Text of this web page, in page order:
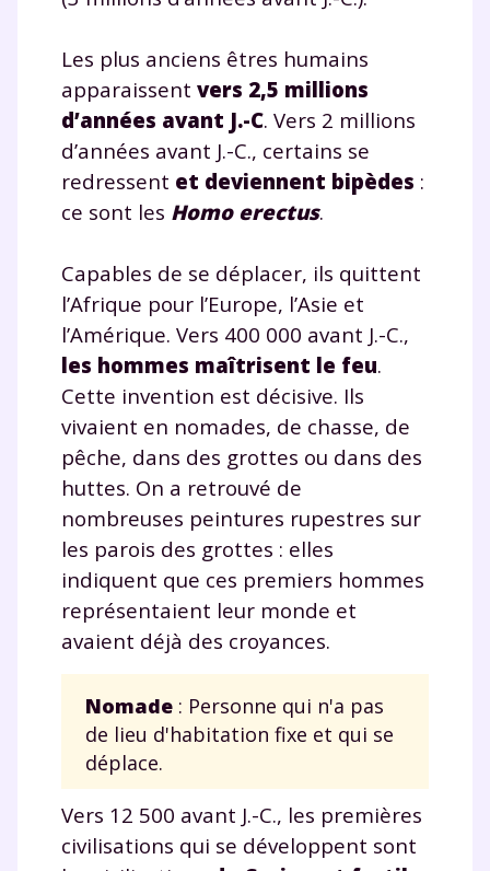
Les plus anciens êtres humains
apparaissent vers 2,5 millions
d’années avant J.-C. Vers 2 millions
d’années avant J.-C., certains se
redressent et deviennent bipèdes :
ce sont les Homo erectus.
Capables de se déplacer, ils quittent
l’Afrique pour l’Europe, l’Asie et
l’Amérique. Vers 400 000 avant J.-C.,
les hommes maîtrisent le feu.
Cette invention est décisive. Ils
vivaient en nomades, de chasse, de
pêche, dans des grottes ou dans des
huttes. On a retrouvé de
nombreuses peintures rupestres sur
les parois des grottes : elles
indiquent que ces premiers hommes
représentaient leur monde et
avaient déjà des croyances.
Nomade : Personne qui n'a pas
de lieu d'habitation fixe et qui se
déplace.
Vers 12 500 avant J.-C., les premières
civilisations qui se développent sont